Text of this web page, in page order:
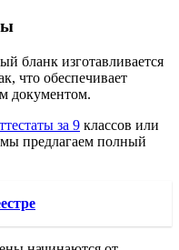
бланк изготавливается
что обеспечивает
документом.
за 9 классов или
предлагаем полный